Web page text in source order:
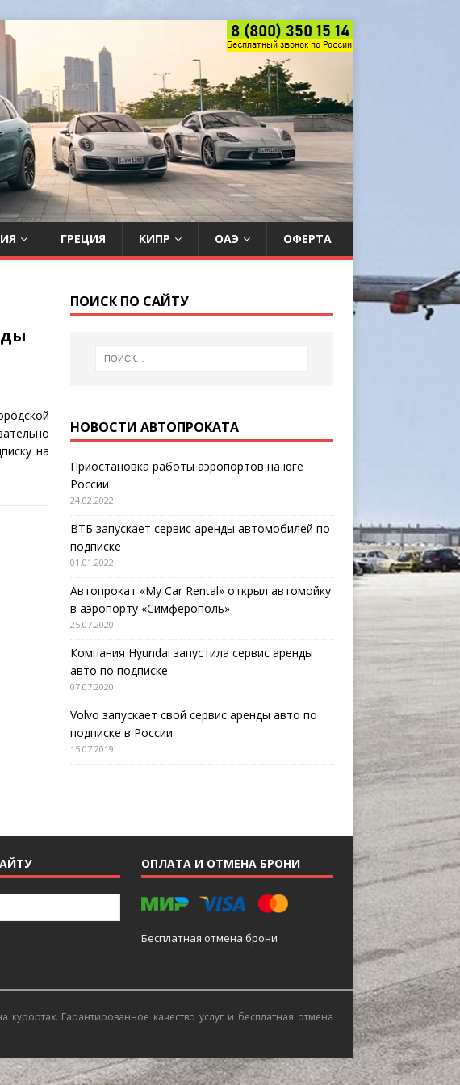
ГРЕЦИЯ КИПР ОАЭ ОФЕРТА
на
ПОИСК ПО САЙТУ
НОВОСТИ АВТОПРОКАТА
Приостановка работы аэропортов на юге
России
24.02.2022
ВТБ запускает сервис аренды автомобилей по
подписке
01.01.2022
Автопрокат «My Car Rental» открыл автомойку
в аэропорту «Симферополь»
25.07.2020
Компания Hyundai запустила сервис аренды
авто по подписке
07.07.2020
Volvo запускает свой сервис аренды авто по
подписке в России
15.07.2019
ОПЛАТА И ОТМЕНА БРОНИ
Бесплатная отмена брони
курортах. Гарантированное качество услуг и бесплатная отмена